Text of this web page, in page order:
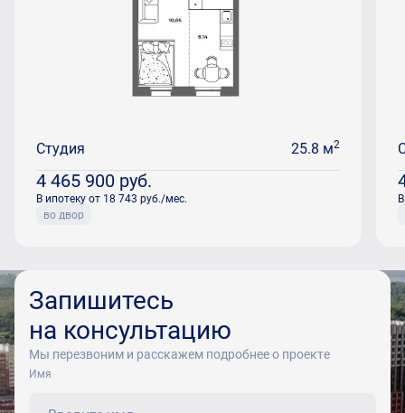
Студия 25.8 м2
4 465 900 руб.
В ипотеку от 18 743 руб./мес.
во двор
Запишитесь
на консультацию
Мы перезвоним и расскажем подробнее о проекте
Имя